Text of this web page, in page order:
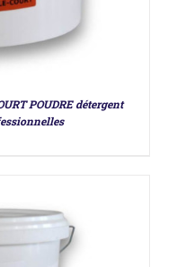
POUDRE détergent